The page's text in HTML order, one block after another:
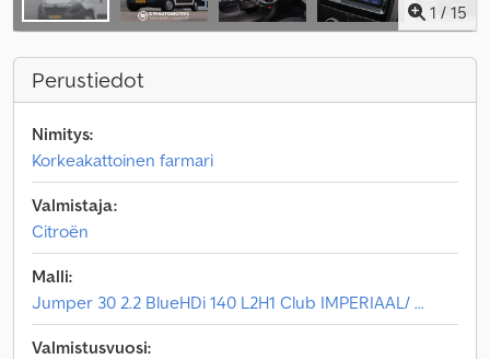
1 / 15
Perustiedot
Nimitys:
Korkeakattoinen farmari
Valmistaja:
Citroën
Malli:
Jumper 30 2.2 BlueHDi 140 L2H1 Club IMPERIAAL/ ...
Valmistusvuosi: